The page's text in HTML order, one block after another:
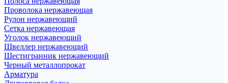
Проволока нержавеющая
Рулон нержавеющий
Сетка нержавеющая
Уголок нержавеющий
Швеллер нержавеющий
Шестигранник нержавеющий
Черный металлопрокат
Арматура